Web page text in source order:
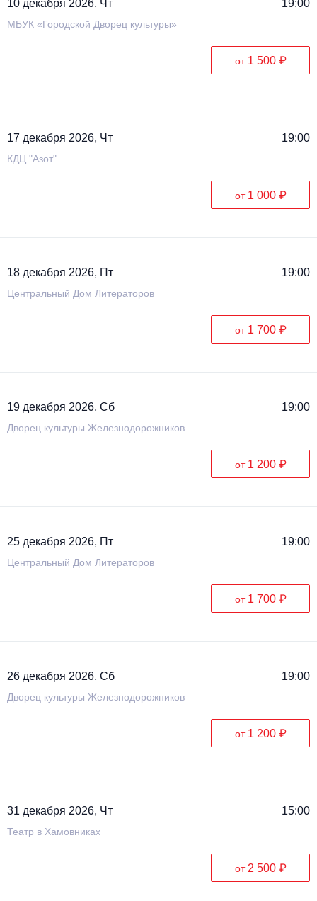
10 декабря 2026, Чт 19:00
МБУК «Городской Дворец культуры»
от 1 500 ₽
17 декабря 2026, Чт 19:00
КДЦ "Азот"
от 1 000 ₽
18 декабря 2026, Пт 19:00
Центральный Дом Литераторов
от 1 700 ₽
19 декабря 2026, Сб 19:00
Дворец культуры Железнодорожников
от 1 200 ₽
25 декабря 2026, Пт 19:00
Центральный Дом Литераторов
от 1 700 ₽
26 декабря 2026, Сб 19:00
Дворец культуры Железнодорожников
от 1 200 ₽
31 декабря 2026, Чт 15:00
Театр в Хамовниках
от 2 500 ₽